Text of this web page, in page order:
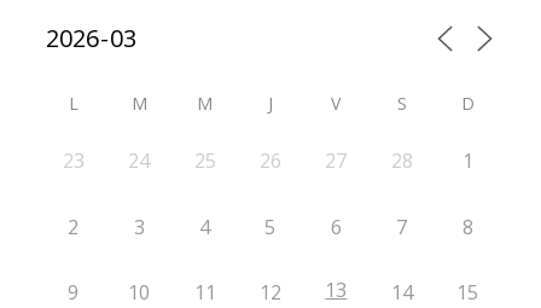
L M M J V S D
23 24 25 26 27 28 1
2 3 4 5 6 7 8
9 10 11 12 13 14 15